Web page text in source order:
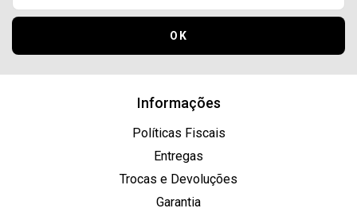
Informações
Políticas Fiscais
Entregas
Trocas e Devoluções
Garantia